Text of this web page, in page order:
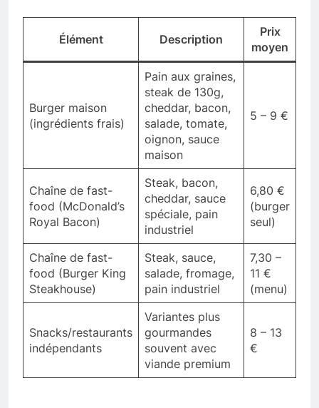
Élément Description
Prix
moyen
Burger maison
(ingrédients frais)
Pain aux graines,
steak de 130g,
cheddar, bacon,
salade, tomate,
oignon, sauce
maison
5 – 9 €
Chaîne de fast-
food (McDonald’s
Royal Bacon)
Steak, bacon,
cheddar, sauce
spéciale, pain
industriel
6,80 €
(burger
seul)
Chaîne de fast-
food (Burger King
Steakhouse)
Steak, sauce,
salade, fromage,
pain industriel
7,30 –
11 €
(menu)
Snacks/restaurants
indépendants
Variantes plus
gourmandes
souvent avec
viande premium
8 – 13
€